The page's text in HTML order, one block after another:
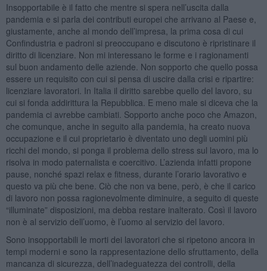
Insopportabile è il fatto che mentre si spera nell’uscita dalla
pandemia e si parla dei contributi europei che arrivano al Paese e,
giustamente, anche al mondo dell’impresa, la prima cosa di cui
Confindustria e padroni si preoccupano e discutono è ripristinare il
diritto di licenziare. Non mi interessano le forme e i ragionamenti
sul buon andamento delle aziende. Non sopporto che quello possa
essere un requisito con cui si pensa di uscire dalla crisi e ripartire:
licenziare lavoratori. In Italia il diritto sarebbe quello del lavoro, su
cui si fonda addirittura la Repubblica. E meno male si diceva che la
pandemia ci avrebbe cambiati. Sopporto anche poco che Amazon,
che comunque, anche in seguito alla pandemia, ha creato nuova
occupazione e il cui proprietario è diventato uno degli uomini più
ricchi del mondo, si ponga il problema dello stress sul lavoro, ma lo
risolva in modo paternalista e coercitivo. L’azienda infatti propone
pause, nonché spazi relax e fitness, durante l’orario lavorativo e
questo va più che bene. Ciò che non va bene, però, è che il carico
di lavoro non possa ragionevolmente diminuire, a seguito di queste
“illuminate” disposizioni, ma debba restare inalterato. Così il lavoro
non è al servizio dell’uomo, è l’uomo al servizio del lavoro.
Sono insopportabili le morti dei lavoratori che si ripetono ancora in
tempi moderni e sono la rappresentazione dello sfruttamento, della
mancanza di sicurezza, dell’inadeguatezza dei controlli, della